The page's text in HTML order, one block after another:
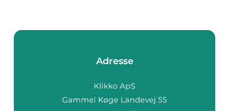
Adresse